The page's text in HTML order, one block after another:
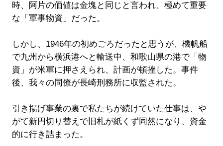
時、阿片の価値は金塊と同じと言われ、極めて重要
な「軍事物資」だった。
しかし、1946年の初めごろだったと思うが、機帆船
で九州から横浜港へと輸送中、和歌山県の港で「物
資」が米軍に押さえられ、計画が頓挫した。事件
後、我々の同僚が長崎刑務所に収監された。
引き揚げ事業の裏で私たちが続けていた仕事は、や
がて新円切り替えで旧札が紙くず同然になり、資金
的に行き詰まった。